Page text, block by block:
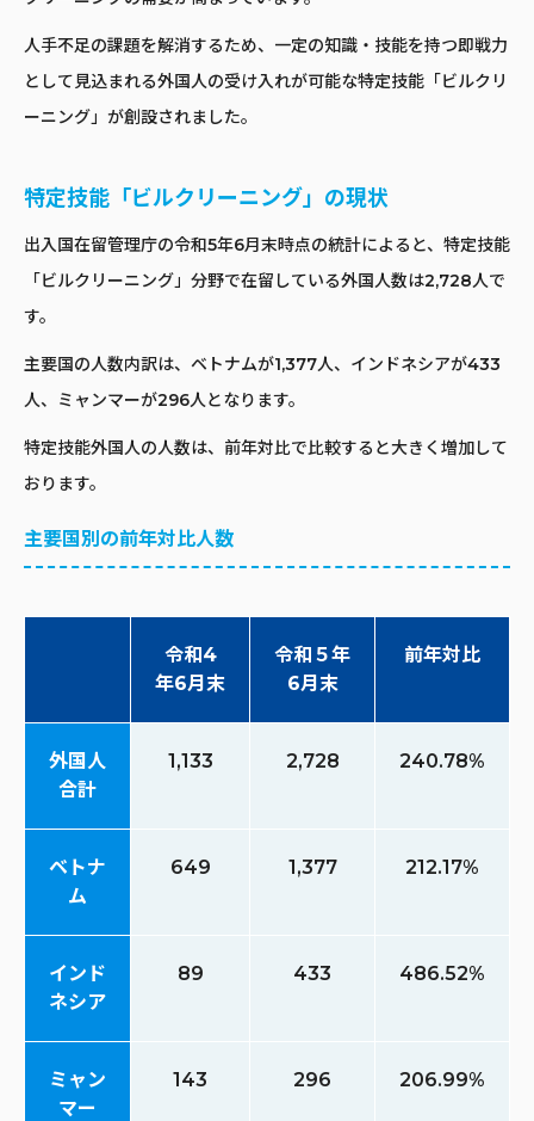
人手不足の課題を解消するため、一定の知識・技能を持つ即戦力
として見込まれる外国人の受け入れが可能な特定技能「ビルクリ
ーニング」が創設されました。
特定技能「ビルクリーニング」の現状
出入国在留管理庁の令和5年6月末時点の統計によると、特定技能
「ビルクリーニング」分野で在留している外国人数は2,728人で
す。
主要国の人数内訳は、ベトナムが1,377人、インドネシアが433
人、ミャンマーが296人となります。
特定技能外国人の人数は、前年対比で比較すると大きく増加して
おります。
主要国別の前年対比人数
令和4
年6月末
令和５年
6月末
前年対比
外国人
合計
1,133 2,728 240.78%
ベトナ
ム
649 1,377 212.17%
インド
ネシア
89 433 486.52%
ミャン
マー
143 296 206.99%